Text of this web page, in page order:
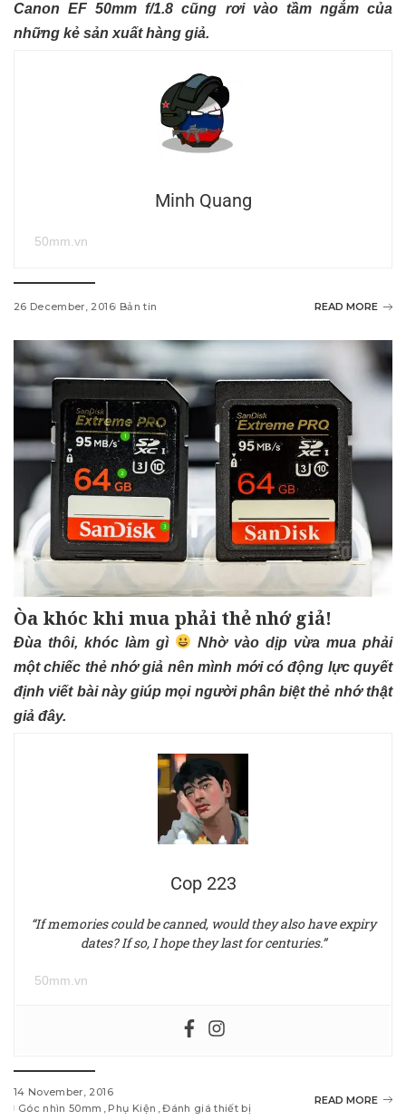
Canon EF 50mm f/1.8 cũng rơi vào tầm ngắm của
những kẻ sản xuất hàng giả.
Minh Quang
50mm.vn
26 December, 2016 Bản tin READ MORE
Òa khóc khi mua phải thẻ nhớ giả!
Đùa thôi, khóc làm gì
Nhờ vào dịp vừa mua phải
một chiếc thẻ nhớ giả nên mình mới có động lực quyết
định viết bài này giúp mọi người phân biệt thẻ nhớ thật
giả đây.
Cop 223
“If memories could be canned, would they also have expiry
dates? If so, I hope they last for centuries.”
50mm.vn
14 November, 2016
Góc nhìn 50mm
Phụ Kiện Đánh giá thiết bị
READ MORE